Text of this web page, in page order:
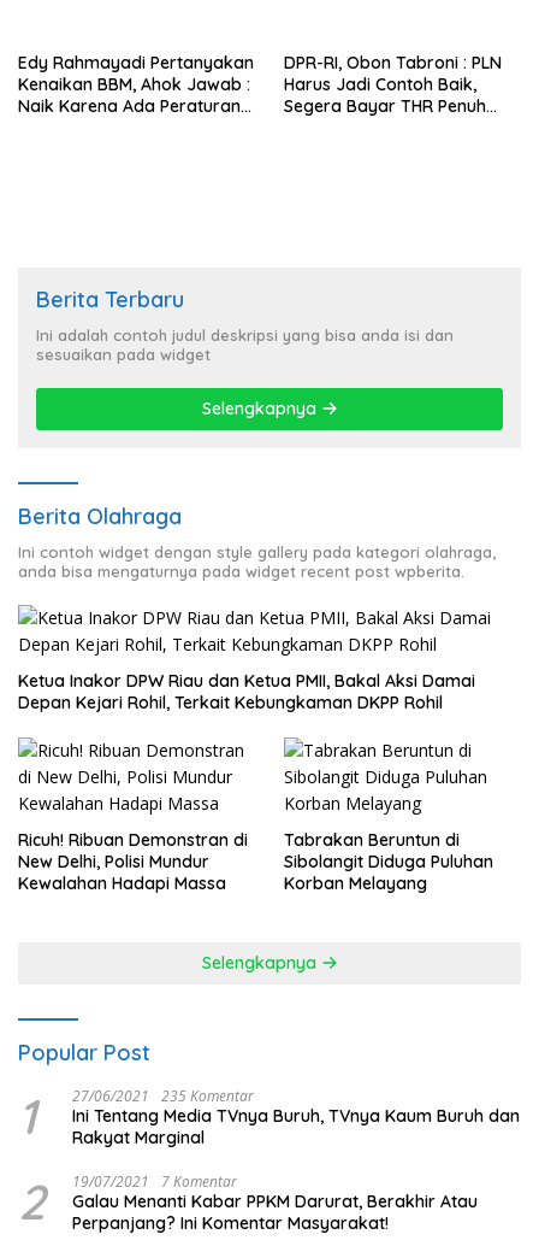
Edy Rahmayadi Pertanyakan
Kenaikan BBM, Ahok Jawab :
Naik Karena Ada Peraturan
DPR-RI, Obon Tabroni : PLN
Harus Jadi Contoh Baik,
Segera Bayar THR Penuh
Berita Terbaru
Ini adalah contoh judul deskripsi yang bisa anda isi dan
sesuaikan pada widget
Selengkapnya
Berita Olahraga
Ini contoh widget dengan style gallery pada kategori olahraga,
anda bisa mengaturnya pada widget recent post wpberita.
Ketua Inakor DPW Riau dan Ketua PMII, Bakal Aksi Damai
Depan Kejari Rohil, Terkait Kebungkaman DKPP Rohil
Ricuh! Ribuan Demonstran di
New Delhi, Polisi Mundur
Kewalahan Hadapi Massa
Tabrakan Beruntun di
Sibolangit Diduga Puluhan
Korban Melayang
Selengkapnya
Popular Post
1 27/06/2021 235 Komentar
Ini Tentang Media TVnya Buruh, TVnya Kaum Buruh dan
Rakyat Marginal
2 19/07/2021 7 Komentar
Galau Menanti Kabar PPKM Darurat, Berakhir Atau
Perpanjang? Ini Komentar Masyarakat!